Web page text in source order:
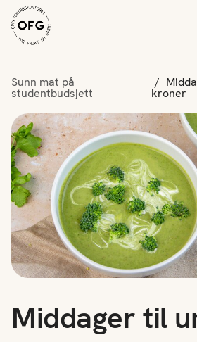
Sunn mat på
studentbudsjett kroner
Middager til